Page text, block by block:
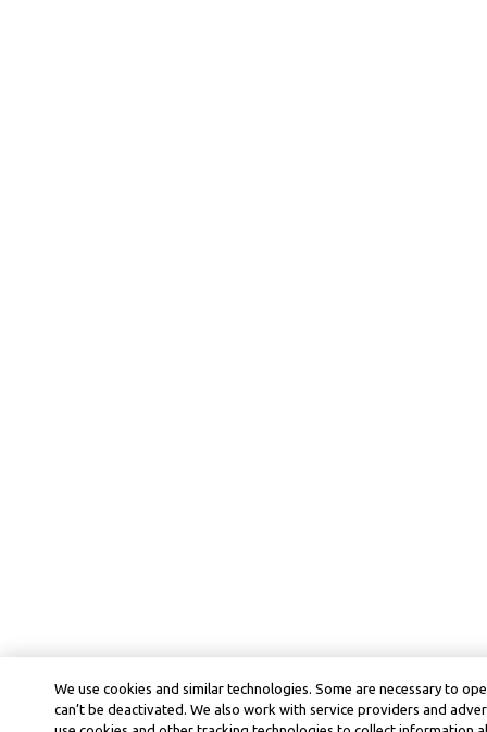
We use cookies and similar technologies. Some are necessary to
can’t be deactivated. We also work with service providers and